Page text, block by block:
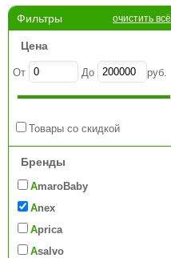
Фильтры очистить всё
Цена
От До руб.
Товары со скидкой
Бренды
AmaroBaby
Anex
Aprica
Asalvo